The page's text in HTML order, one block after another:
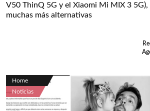
V50 ThinQ 5G y el Xiaomi Mi MIX 3
muchas más alternativas
Home
Noticias